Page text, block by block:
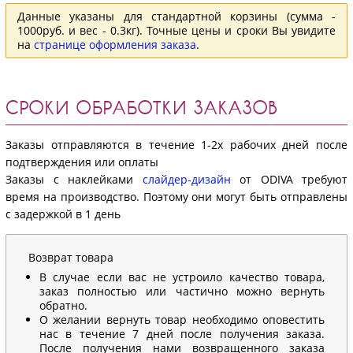
Данные указаны для стандартной корзины (сумма -
1000руб. и вес - 0.3кг). Точные цены и сроки Вы увидите
на странице оформления заказа.
СРОКИ ОБРАБОТКИ ЗАКАЗОВ
Заказы отправляются в течение 1-2х рабочих дней после
подтверждения или оплаты
Заказы с наклейками слайдер-дизайн от ODIVA требуют
время на производство. Поэтому они могут быть отправлены
с задержкой в 1 день
Возврат товара
В случае если вас не устроило качество товара,
заказ полностью или частично можно вернуть
обратно.
О желании вернуть товар необходимо оповестить
нас в течение 7 дней после получения заказа.
После получения нами возвращенного заказа